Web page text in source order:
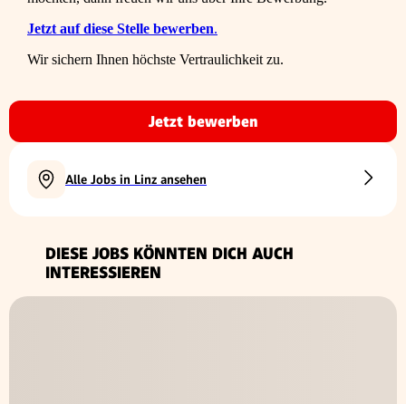
Jetzt auf diese Stelle bewerben.
Wir sichern Ihnen höchste Vertraulichkeit zu.
Jetzt bewerben
Alle Jobs in Linz ansehen
DIESE JOBS KÖNNTEN DICH AUCH
INTERESSIEREN